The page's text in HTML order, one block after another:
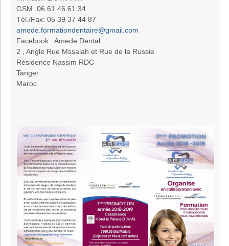
GSM: 06 61 46 61 34
Tél./Fax: 05 39 37 44 87
amede.formationdentaire@gmail.com
Facebook : Amede Dental
2 , Angle Rue Mssalah et Rue de la Russie
Résidence Nassim RDC
Tanger
Maroc